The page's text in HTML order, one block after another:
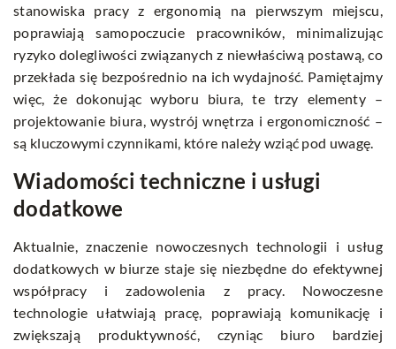
stanowiska pracy z ergonomią na pierwszym miejscu,
poprawiają samopoczucie pracowników, minimalizując
ryzyko dolegliwości związanych z niewłaściwą postawą, co
przekłada się bezpośrednio na ich wydajność. Pamiętajmy
więc, że dokonując wyboru biura, te trzy elementy –
projektowanie biura, wystrój wnętrza i ergonomiczność –
są kluczowymi czynnikami, które należy wziąć pod uwagę.
Wiadomości techniczne i usługi
dodatkowe
Aktualnie, znaczenie nowoczesnych technologii i usług
dodatkowych w biurze staje się niezbędne do efektywnej
współpracy i zadowolenia z pracy. Nowoczesne
technologie ułatwiają pracę, poprawiają komunikację i
zwiększają produktywność, czyniąc biuro bardziej